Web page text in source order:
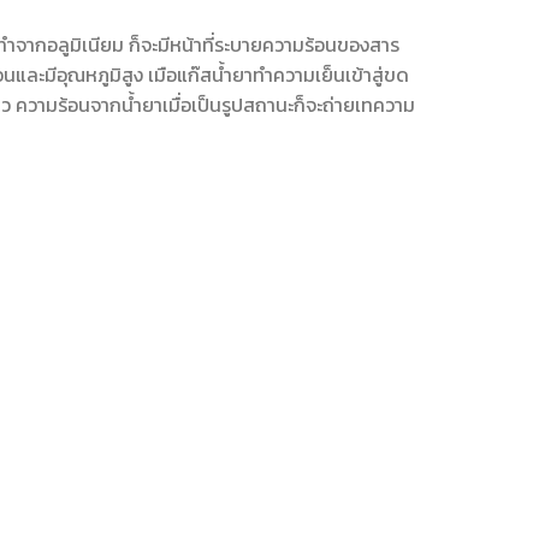
จากอลูมิเนียม ก็จะมีหน้าที่ระบายความร้อนของสาร
และมีอุณหภูมิสูง เมือแก๊สน้ำยาทำความเย็นเข้าสู่ขด
วามร้อนจากน้ำยาเมื่อเป็นรูปสถานะก็จะถ่ายเทความ